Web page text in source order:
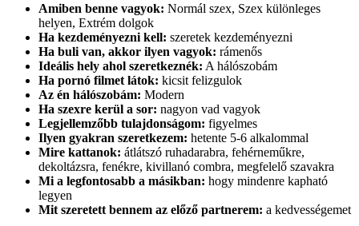
Amiben benne vagyok: Normál szex, Szex különleges
helyen, Extrém dolgok
Ha kezdeményezni kell: szeretek kezdeményezni
Ha buli van, akkor ilyen vagyok: rámenős
Ideális hely ahol szeretkeznék: A hálószobám
Ha pornó filmet látok: kicsit felizgulok
Az én hálószobám: Modern
Ha szexre kerül a sor: nagyon vad vagyok
Legjellemzőbb tulajdonságom: figyelmes
Ilyen gyakran szeretkezem: hetente 5-6 alkalommal
Mire kattanok: átlátszó ruhadarabra, fehérneműkre,
dekoltázsra, fenékre, kivillanó combra, megfelelő szavakra
Mi a legfontosabb a másikban: hogy mindenre kapható
legyen
Mit szeretett bennem az előző partnerem: a kedvességemet